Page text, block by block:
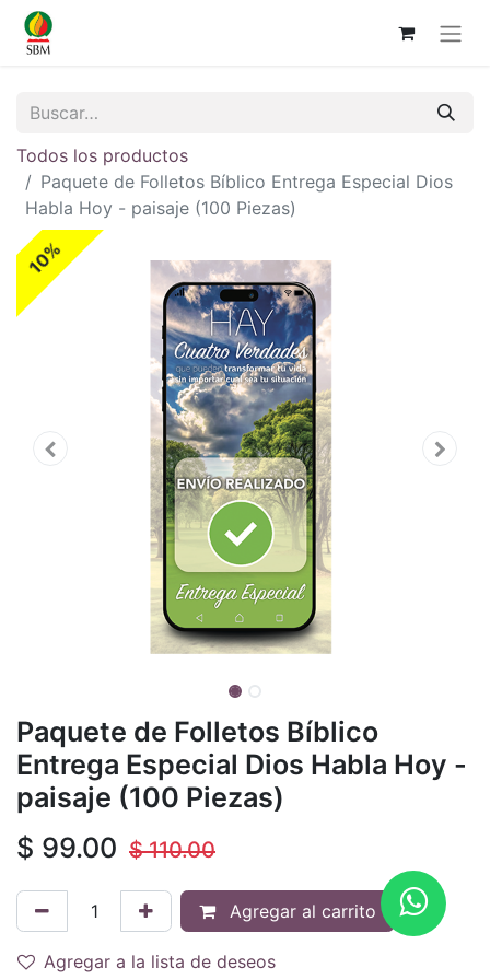
Todos los productos
Paquete de Folletos Bíblico Entrega Especial Dios
Habla Hoy - paisaje (100 Piezas)
10%
Paquete de Folletos Bíblico
Entrega Especial Dios Habla Hoy -
paisaje (100 Piezas)
$ 99.00 $110.00
Agregar al carrito
Agregar a la lista de deseos